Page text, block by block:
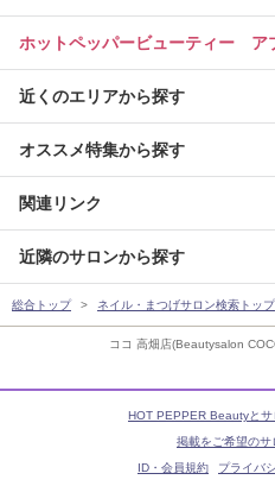
ココ 高畑店(Beautysalon
ホットペッパービューティー ア
近くのエリアから探す
オススメ特集から探す
関連リンク
近隣のサロンから探す
総合トップ ネイル・まつげサロン検索トップ
HOT PEPPER Beautyとサ
掲載をご希望のサ
ID・会員規約
プライバ